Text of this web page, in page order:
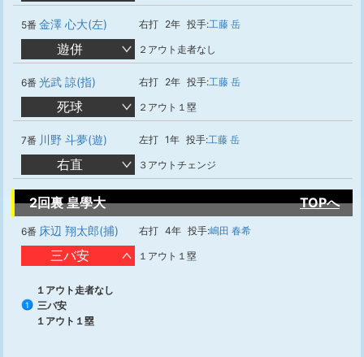
5番 金澤 心大(左) 右打 2年 投手:工藤 岳
遊併 ２アウト走者なし
6番 光武 諒(指) 右打 2年 投手:工藤 岳
死球 ２アウト１塁
7番 川野 斗夢(遊) 左打 1年 投手:工藤 岳
右直 ３アウトチェンジ
2回裏 皇學大 TOPへ
6番 床辺 翔太郎(捕) 右打 4年 投手:嶋田 春希
三バ安 １アウト１塁
１アウト走者なし
1
三バ安
１アウト１塁